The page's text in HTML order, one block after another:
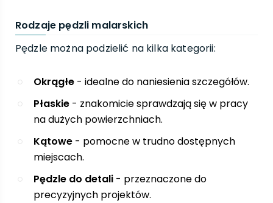
Rodzaje pędzli malarskich
Pędzle można podzielić na kilka kategorii:
Okrągłe - idealne do naniesienia szczegółów.
Płaskie - znakomicie sprawdzają się w pracy
na dużych powierzchniach.
Kątowe - pomocne w trudno dostępnych
miejscach.
Pędzle do detali - przeznaczone do
precyzyjnych projektów.